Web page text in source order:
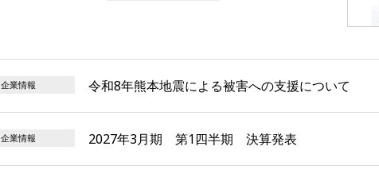
企業情報 令和8年熊本地震による被害への支援について
企業情報 2027年3月期 第1四半期 決算発表